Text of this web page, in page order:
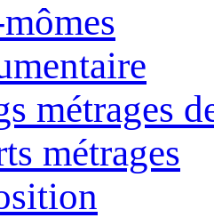
métrages
métrages